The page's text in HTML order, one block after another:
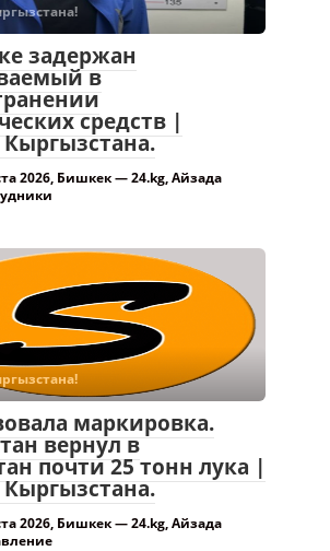
задержан
в
средств |
2026, Бишкек — 24.kg, Айзада
маркировка.
вернул в
почти 25 тонн лука |
2026, Бишкек — 24.kg, Айзада